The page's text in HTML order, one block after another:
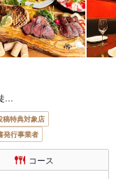
…
稿特典対象店
発行事業者
コース